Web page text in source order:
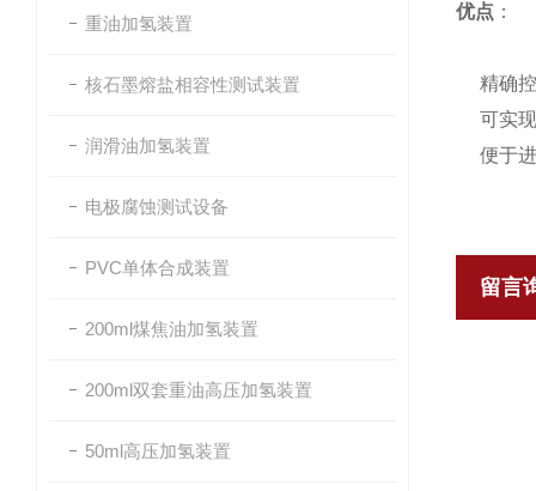
重油加氢装置
核石墨熔盐相容性测试装置
润滑油加氢装置
电极腐蚀测试设备
PVC单体合成装置
200ml煤焦油加氢装置
200ml双套重油高压加氢装置
50ml高压加氢装置
优点 ：
精确
可实
便于
留言